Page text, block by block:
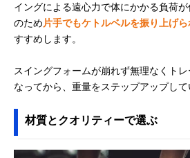
イングによる遠心力で体にかかる負荷
のため片手でもケトルベルを振り上げ
すすめします。
スイングフォームが崩れず無理なくト
なってから、重量をステップアップして
材質とクオリティーで選ぶ